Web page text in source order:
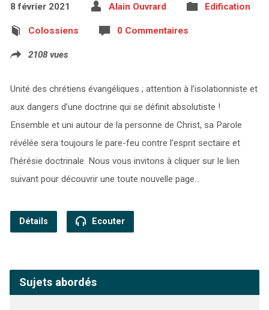
8 février 2021 Alain Ouvrard Edification
Colossiens 0 Commentaires
2108 vues
Unité des chrétiens évangéliques ; attention à l’isolationniste et
aux dangers d’une doctrine qui se définit absolutiste !
Ensemble et uni autour de la personne de Christ, sa Parole
révélée sera toujours le pare-feu contre l’esprit sectaire et
l’hérésie doctrinale. Nous vous invitons à cliquer sur le lien
suivant pour découvrir une toute nouvelle page…
Détails Ecouter
Sujets abordés